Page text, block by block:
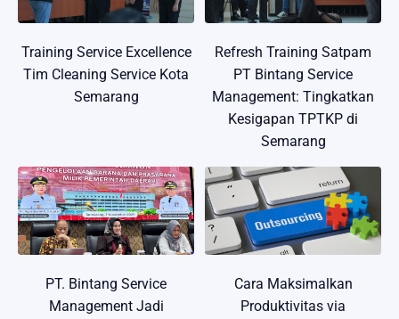
Training Service Excellence
Tim Cleaning Service Kota
Semarang
Refresh Training Satpam
PT Bintang Service
Management: Tingkatkan
Kesigapan TPTKP di
Semarang
PT. Bintang Service
Management Jadi
Cara Maksimalkan
Produktivitas via